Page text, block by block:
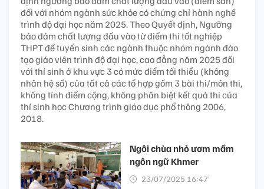
đối với nhóm ngành sức khỏe có chứng chỉ hành nghề
trình độ đại học năm 2025. Theo Quyết định, Ngưỡng
bảo đảm chất lượng đầu vào từ điểm thi tốt nghiệp
THPT để tuyển sinh các ngành thuộc nhóm ngành đào
tạo giáo viên trình độ đại học, cao đẳng năm 2025 đối
với thí sinh ở khu vực 3 có mức điểm tối thiểu (không
nhân hệ số) của tất cả các tổ hợp gồm 3 bài thi/môn thi,
không tính điểm cộng, không phân biệt kết quả thi của
thí sinh học Chương trình giáo dục phổ thông 2006,
2018.
Ngôi chùa nhỏ ươm mầm
ngôn ngữ Khmer
23/07/2025 16:47’